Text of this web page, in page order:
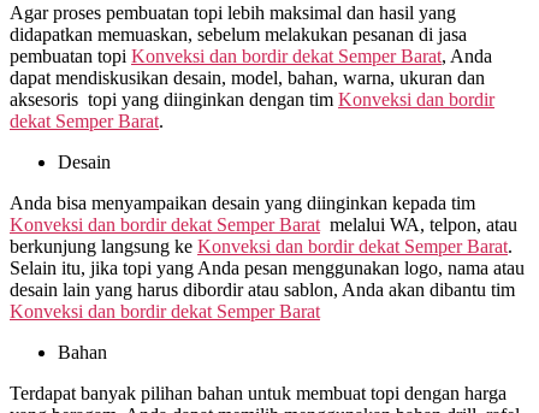
Agar proses pembuatan topi lebih maksimal dan hasil yang
didapatkan memuaskan, sebelum melakukan pesanan di jasa
pembuatan topi Konveksi dan bordir dekat Semper Barat, Anda
dapat mendiskusikan desain, model, bahan, warna, ukuran dan
aksesoris topi yang diinginkan dengan tim Konveksi dan bordir
dekat Semper Barat.
Desain
Anda bisa menyampaikan desain yang diinginkan kepada tim
Konveksi dan bordir dekat Semper Barat melalui WA, telpon, atau
berkunjung langsung ke Konveksi dan bordir dekat Semper Barat.
Selain itu, jika topi yang Anda pesan menggunakan logo, nama atau
desain lain yang harus dibordir atau sablon, Anda akan dibantu tim
Konveksi dan bordir dekat Semper Barat
Bahan
Terdapat banyak pilihan bahan untuk membuat topi dengan harga